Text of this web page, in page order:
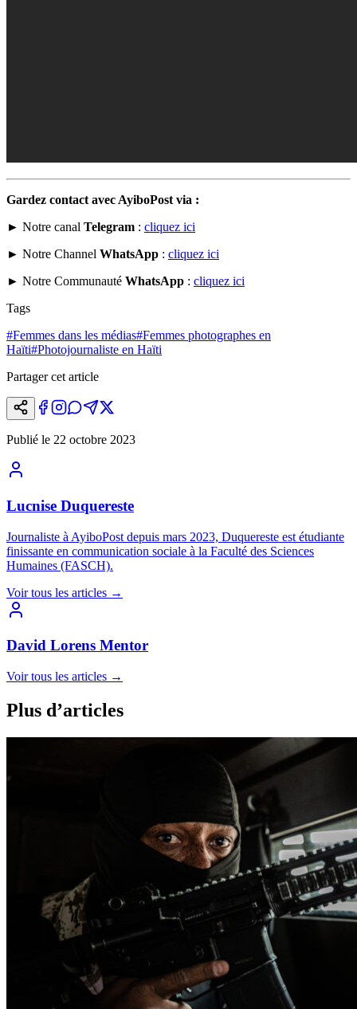
Gardez contact avec AyiboPost via :
► Notre canal Telegram : cliquez ici
► Notre Channel WhatsApp : cliquez ici
► Notre Communauté WhatsApp : cliquez ici
Tags
#Femmes dans les médias#Femmes photographes en
Haïti#Photojournaliste en Haïti
Partager cet article
Publié le 22 octobre 2023
Lucnise Duquereste
Journaliste à AyiboPost depuis mars 2023, Duquereste est étudiante
finissante en communication sociale à la Faculté des Sciences
Humaines (FASCH).
Voir tous les articles →
David Lorens Mentor
Voir tous les articles →
Plus d’articles